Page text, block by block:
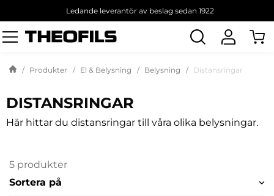
Ledande leverantör av beslag sedan 1922
Sök
produkt
Produkter El & Belysning Belysning Distansringar
DISTANSRINGAR
Här hittar du distansringar till våra olika belysningar.
5 produkter
Sortera på